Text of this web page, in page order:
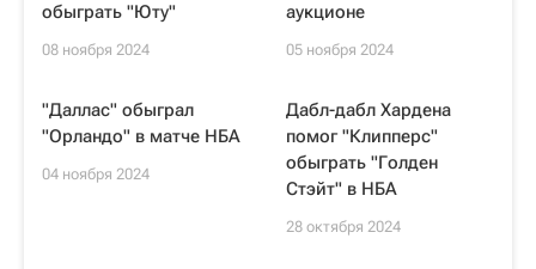
обыграть "Юту"
08 ноября 2024
аукционе
05 ноября 2024
"Даллас" обыграл
"Орландо" в матче НБА
04 ноября 2024
Дабл-дабл Хардена
помог "Клипперс"
обыграть "Голден
Стэйт" в НБА
28 октября 2024